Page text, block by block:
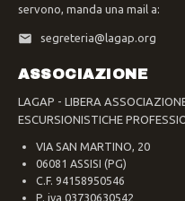
servono, manda una mail a:
segreteria@lagap.org
ASSOCIAZIONE
LAGAP - LIBERA
ESCURSIONISTICHE
VIA SAN MARTINO, 20
06081 ASSISI (PG)
C.F. 94158950546
P. iva 03730630542